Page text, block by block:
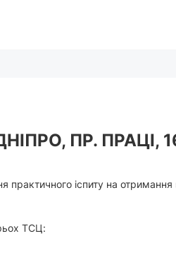
ПР. ПРАЦІ,
іспиту на отримання
ТСЦ: